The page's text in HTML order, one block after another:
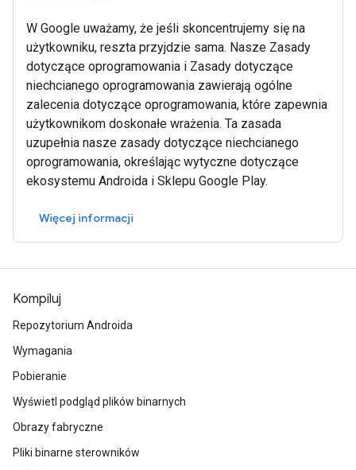
W Google uważamy, że jeśli skoncentrujemy się na
użytkowniku, reszta przyjdzie sama. Nasze Zasady
dotyczące oprogramowania i Zasady dotyczące
niechcianego oprogramowania zawierają ogólne
zalecenia dotyczące oprogramowania, które zapewnia
użytkownikom doskonałe wrażenia. Ta zasada
uzupełnia nasze zasady dotyczące niechcianego
oprogramowania, określając wytyczne dotyczące
ekosystemu Androida i Sklepu Google Play.
Więcej informacji
Kompiluj
Repozytorium Androida
Wymagania
Pobieranie
Wyświetl podgląd plików binarnych
Obrazy fabryczne
Pliki binarne sterowników